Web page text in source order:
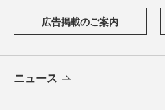
広告掲載のご案内
ニュース